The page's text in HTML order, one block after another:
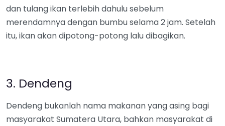
dan tulang ikan terlebih dahulu sebelum
merendamnya dengan bumbu selama 2 jam. Setelah
itu, ikan akan dipotong-potong lalu dibagikan.
3. Dendeng
Dendeng bukanlah nama makanan yang asing bagi
masyarakat Sumatera Utara, bahkan masyarakat di